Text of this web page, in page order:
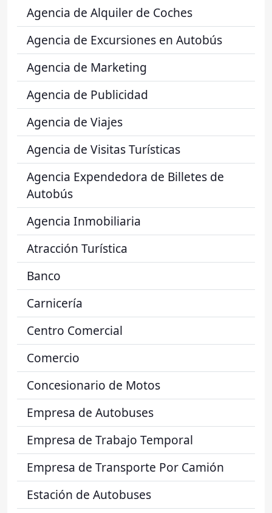
Agencia de Alquiler de Coches
Agencia de Excursiones en Autobús
Agencia de Marketing
Agencia de Publicidad
Agencia de Viajes
Agencia de Visitas Turísticas
Agencia Expendedora de Billetes de
Autobús
Agencia Inmobiliaria
Atracción Turística
Banco
Carnicería
Centro Comercial
Comercio
Concesionario de Motos
Empresa de Autobuses
Empresa de Trabajo Temporal
Empresa de Transporte Por Camión
Estación de Autobuses